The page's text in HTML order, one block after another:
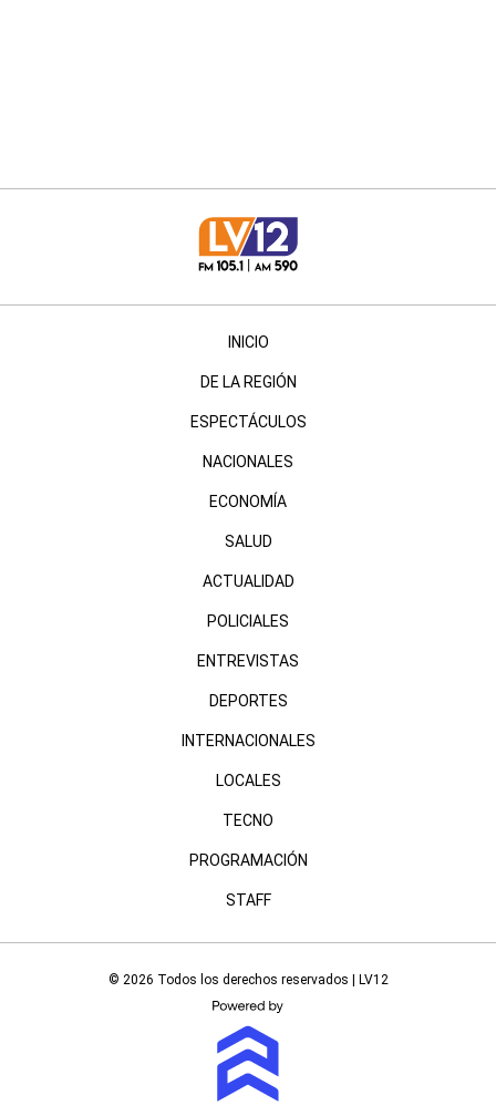
INICIO
DE LA REGIÓN
ESPECTÁCULOS
NACIONALES
ECONOMÍA
SALUD
ACTUALIDAD
POLICIALES
ENTREVISTAS
DEPORTES
INTERNACIONALES
LOCALES
TECNO
PROGRAMACIÓN
STAFF
© 2026 Todos los derechos reservados | LV12